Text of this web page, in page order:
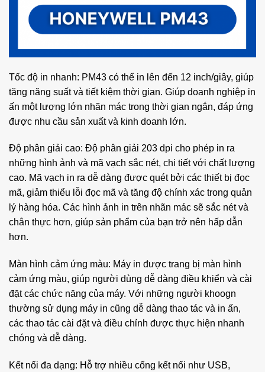
Tốc độ in nhanh: PM43 có thể in lên đến 12 inch/giây, giúp
tăng năng suất và tiết kiệm thời gian. Giúp doanh nghiệp in
ấn một lượng lớn nhãn mác trong thời gian ngắn, đáp ứng
được nhu cầu sản xuất và kinh doanh lớn.
Độ phân giải cao: Độ phân giải 203 dpi cho phép in ra
những hình ảnh và mã vạch sắc nét, chi tiết với chất lượng
cao. Mã vạch in ra dễ dàng được quét bởi các thiết bị đọc
mã, giảm thiểu lỗi đọc mã và tăng độ chính xác trong quản
lý hàng hóa. Các hình ảnh in trên nhãn mác sẽ sắc nét và
chân thực hơn, giúp sản phẩm của bạn trở nên hấp dẫn
hơn.
Màn hình cảm ứng màu: Máy in được trang bị màn hình
cảm ứng màu, giúp người dùng dễ dàng điều khiển và cài
đặt các chức năng của máy. Với những người khoogn
thường sử dụng máy in cũng dễ dàng thao tác và in ấn,
các thao tác cài đặt và điều chỉnh được thực hiện nhanh
chóng và dễ dàng.
Kết nối đa dạng: Hỗ trợ nhiều cổng kết nối như USB,